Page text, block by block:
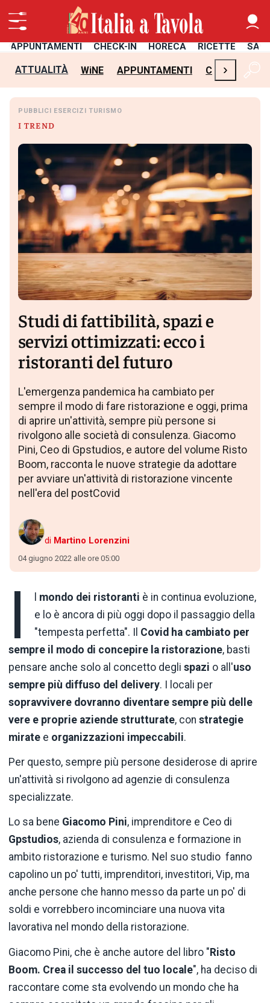
APPUNTAMENTI CHECK-IN HORECA RICETTE
ATTUALITÀ WiNE APPUNTAMENTI CHECK-IN
›
PUBBLICI ESERCIZI TURISMO
I TREND
Studi di fattibilità, spazi e
servizi ottimizzati: ecco i
ristoranti del futuro
L'emergenza pandemica ha cambiato per
sempre il modo di fare ristorazione e oggi, prima
di aprire un'attività, sempre più persone si
rivolgono alle società di consulenza. Giacomo
Pini, Ceo di Gpstudios, e autore del volume Risto
Boom, racconta le nuove strategie da adottare
per avviare un'attività di ristorazione vincente
nell'era del postCovid
di Martino Lorenzini
04 giugno 2022 alle ore 05:00
I mondo dei ristoranti è in continua evoluzione,
e lo è ancora di più oggi dopo il passaggio della
"tempesta perfetta". Il Covid ha cambiato per
sempre il modo di concepire la ristorazione, basti
pensare anche solo al concetto degli spazi o all'uso
sempre più diffuso del delivery. I locali per
sopravvivere dovranno diventare sempre più delle
vere e proprie aziende strutturate, con strategie
mirate e organizzazioni impeccabili.
Per questo, sempre più persone desiderose di aprire
un'attività si rivolgono ad agenzie di consulenza
specializzate.
Lo sa bene Giacomo Pini, imprenditore e Ceo di
Gpstudios, azienda di consulenza e formazione in
ambito ristorazione e turismo. Nel suo studio fanno
capolino un po' tutti, imprenditori, investitori, Vip, ma
anche persone che hanno messo da parte un po' di
soldi e vorrebbero incominciare una nuova vita
lavorativa nel mondo della ristorazione.
Giacomo Pini, che è anche autore del libro "Risto
Boom. Crea il successo del tuo locale", ha deciso di
raccontare come sta evolvendo un mondo che ha